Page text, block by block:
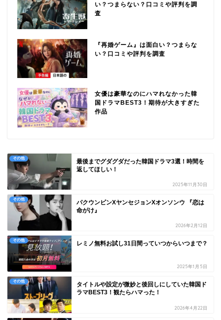
い？つまらない？口コミや評判を調
査
『再婚ゲーム』は面白い？つまらな
い？口コミや評判を調査
女優は豪華なのにハマれなかった韓
国ドラマBEST3！期待が大きすぎた
作品
その他
最後までグダグダだった韓国ドラマ3選！時間を
返してほしい！
2025年11月30日
その他
パクウンビンXヤンセジョンXオンソンウ 『恋は
命がけ』
2026年2月12日
その他 レミノ無料お試し31日間っていつからいつまで？
2025年1月5日
その他
タイトルや設定が微妙と後回しにしていた韓国ド
ラマBEST3！観たらハマった！
2026年4月22日